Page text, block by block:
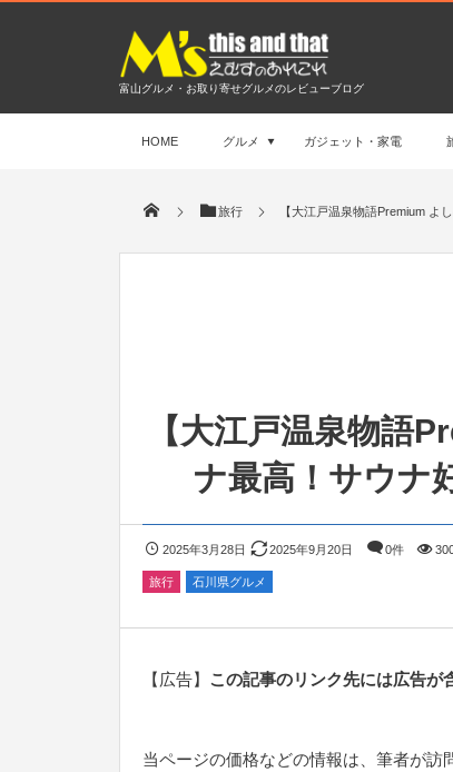
富山グルメ・お取り寄せグルメのレビューブログ
HOME グルメ ガジェット・家電
旅行 【大江戸温泉物語Premium よ
【大江戸温泉物語
ナ最高！サウナ
2025年3月28日 2025年9月20日 0件
旅行 石川県グルメ
【広告】 この記事のリンク先には広告が
当ページの価格などの情報は、筆者が訪